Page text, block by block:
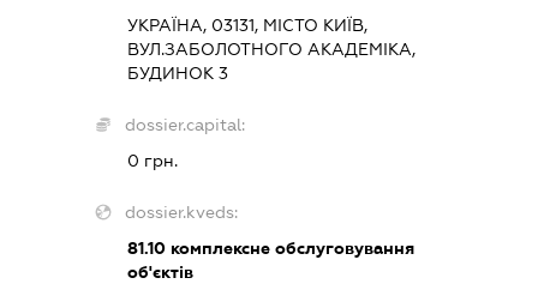
УКРАЇНА, 03131, МІСТО КИЇВ,
ВУЛ.ЗАБОЛОТНОГО АКАДЕМІКА,
БУДИНОК 3
dossier.capital:
0 грн.
dossier.kveds:
81.10 комплексне обслуговування
об'єктів